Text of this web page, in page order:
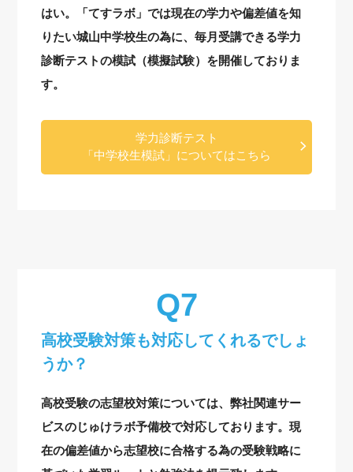
はい。「てすラボ」では現在の学力や偏差値を知
りたい城山中学校生の為に、毎月受講できる学力
診断テストの模試（模擬試験）を開催しておりま
す。
学力診断テスト
「中学校生模試」についてはこちら
高校受験対策も対応してくれるでしょ
うか？
高校受験の志望校対策については、弊社関連サー
ビスのじゅけラボ予備校で対応しております。現
在の偏差値から志望校に合格する為の受験戦略に